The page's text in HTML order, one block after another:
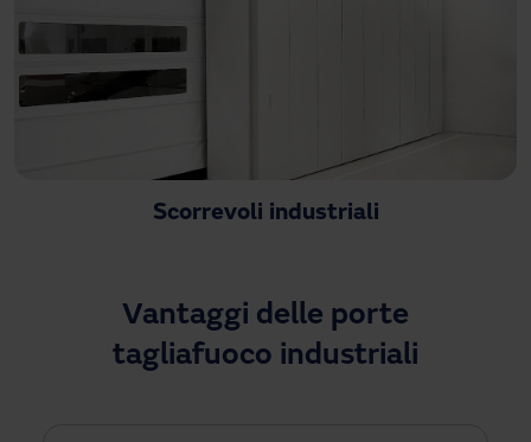
Scorrevoli industriali
Vantaggi delle porte
tagliafuoco industriali